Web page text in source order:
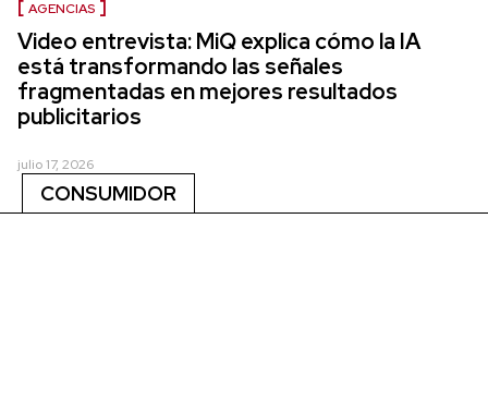
AGENCIAS
Video entrevista: MiQ explica cómo la IA
está transformando las señales
fragmentadas en mejores resultados
publicitarios
julio 17, 2026
CONSUMIDOR